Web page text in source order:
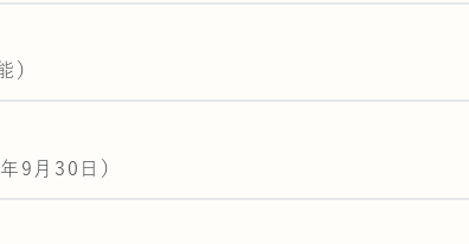
）
9月30日）